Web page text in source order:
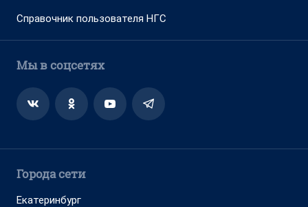
Справочник пользователя НГС
Мы в соцсетях
Города сети
Екатеринбург